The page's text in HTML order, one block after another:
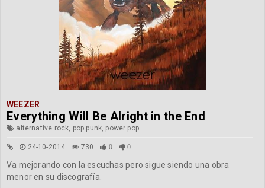
WEEZER
Everything Will Be Alright in the End
alternative rock, pop punk, power pop
24-10-2014 730 0 0
Va mejorando con la escuchas pero sigue siendo una obra
menor en su discografía.